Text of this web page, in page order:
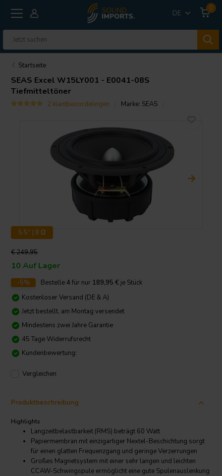
DE
0
Startseite
SEAS Excel W15LY001 - E0041-08S
Tiefmitteltöner
2 klantbeoordelingen Marke: SEAS
5.5" | 8 Ω
€ 249,95
10 Auf Lager
-5% Bestelle4 für nur 189,95 € je Stück
Kostenloser Versand (DE & A)
Jetzt bestellt, am Montag versendet
Mindestens zwei Jahre Garantie
45 Tage Widerrufsrecht
Kundenbewertung:
Vergleichen
Produktbeschreibung
Highlights
Langzeitbelastbarkeit (RMS) beträgt 60 Watt
Papiermembran mit einzigartiger Nextel-Beschichtung sorgt
für einen glatten Frequenzgang und geringe Verzerrungen
Großes Magnetsystem mit einer sehr langen und leichten
CCAW-Schwingspule ermöglicht eine gute Spulenauslenkung